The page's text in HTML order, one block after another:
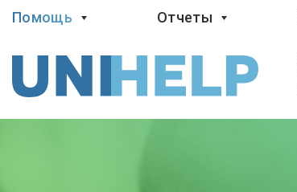
Помощь Отчеты